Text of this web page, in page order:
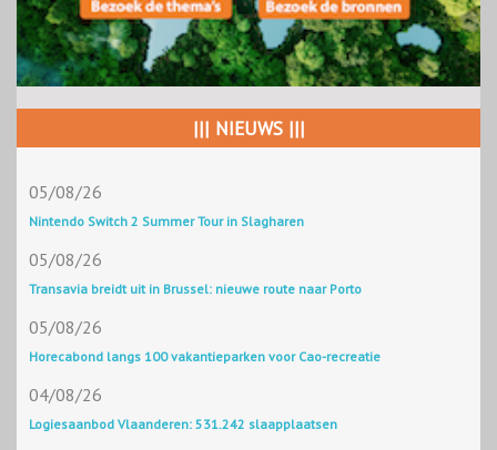
||| NIEUWS |||
05/08/26
Nintendo Switch 2 Summer Tour in Slagharen
05/08/26
Transavia breidt uit in Brussel: nieuwe route naar Porto
05/08/26
Horecabond langs 100 vakantieparken voor Cao-recreatie
04/08/26
Logiesaanbod Vlaanderen: 531.242 slaapplaatsen